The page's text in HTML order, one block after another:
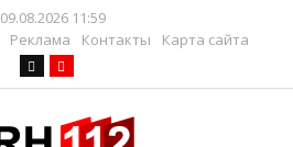
09.08.2026 11:59
Реклама Контакты Карта сайта